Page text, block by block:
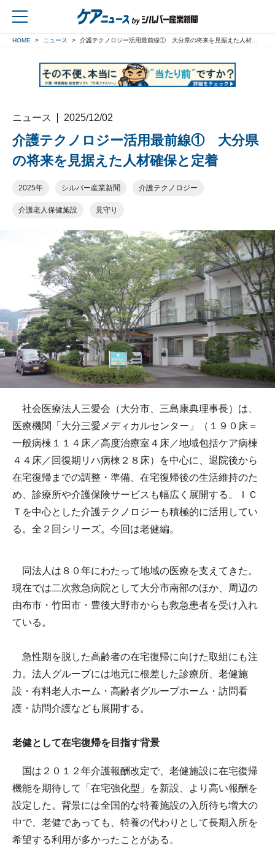
HOME ニュース 介護テクノロジー活用最前線① 大分県の将来を見据えた人材確保と定着
ニュース 2025/12/02
介護テクノロジー活用最前線① 大分県
の将来を見据えた人材確保と定着
2025年 シルバー産業新聞 介護テクノロジー
介護老人保健施設 見守り
社会医療法人三愛会（大分市、三島康典理事長）は、
医療機関「大分三愛メディカルセンター」（１９０床＝
一般病棟１１４床／高度治療室４床／地域包括ケア病棟
４４床／回復期リハ病棟２８床）を中心に、退院後から
在宅復帰までの調整・準備、在宅復帰後の生活維持のた
め、診療所や介護保険サービスも幅広く展開する。ＩＣ
Ｔを中心とした介護テクノロジーも積極的に活用してい
る。全２回シリーズ。今回は老健編。
同法人は８０年にわたって地域の医療を支えてきた。
現在では二次救急病院として大分市南部のほか、周辺の
由布市・竹田市・豊後大野市からも救急患者を受け入れ
ている。
急性期を脱した高齢者の在宅復帰に向けた取組にも注
力。法人グループには地元に根差した診療所、老健施
設・有料老人ホーム・高齢者グループホーム・訪問看
護・訪問介護なども展開する。
老健として在宅復帰を目指す背景
国は２０１２年介護報酬改定で、老健施設に在宅復帰
機能を期待して「在宅強化型」を新設、より高い報酬を
設定した。背景には全国的な特養施設の入所待ち増大の
中で、老健であっても、特養の代わりとして長期入所を
希望する利用が多かったことがある。